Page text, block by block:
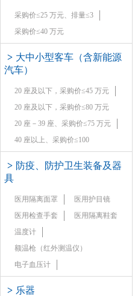
采购价≤25 万元、排量≤3
采购价≤40 万元
> 大中小型客车（含新能源
汽车）
20 座及以下，采购价≤45 万元
20 座及以下，采购价≤80 万元
20 座－39 座、采购价≤75 万元
40 座以上、采购价≤100
> 防疫、防护卫生装备及器
具
医用隔离面罩
医用护目镜
医用检查手套
医用隔离鞋套
温度计
额温枪（红外测温仪）
电子血压计
> 乐器